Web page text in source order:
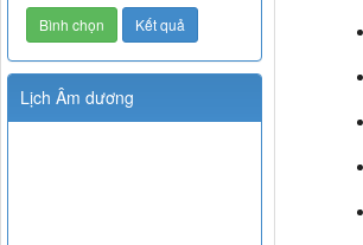
Lịch Âm dương